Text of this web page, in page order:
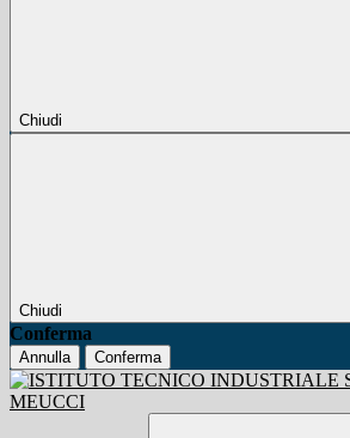
Chiudi
Chiudi
Conferma
Annulla Conferma